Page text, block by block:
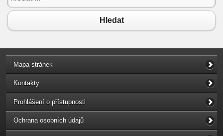
Hledat
Mapa stránek
Kontakty
Prohlášení o přístupnosti
Ochrana osobních údajů